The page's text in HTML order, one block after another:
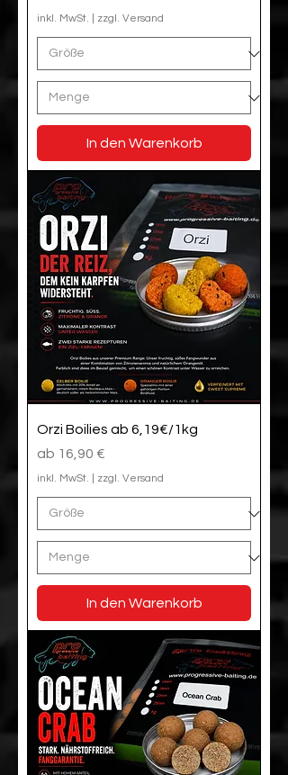
inkl. MwSt. zzgl. Versand
In den Warenkorb
Orzi Boilies ab 6,19€/1kg
ab 16,90 €
Sale-Preis
inkl. MwSt. zzgl. Versand
In den Warenkorb